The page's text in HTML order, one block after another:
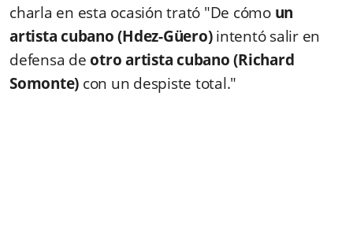
charla en esta ocasión trató "De cómo un
artista cubano (Hdez-Güero)intentó salir en
defensa deotro artista cubano (Richard
Somonte) con un despiste total."